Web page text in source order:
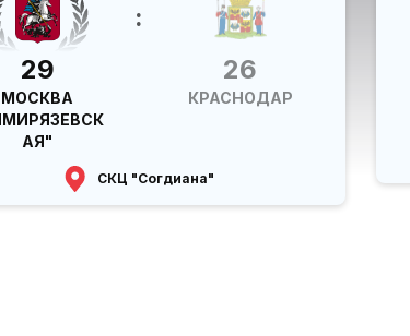
29
МОСКВА
АЯ"
:
26
КРАСНОДАР
СКЦ "Согдиана"